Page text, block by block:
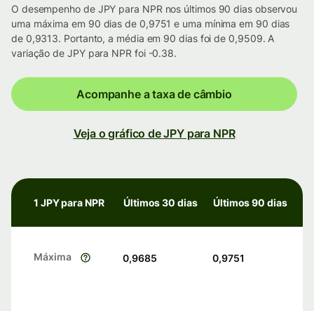
O desempenho de JPY para NPR nos últimos 90 dias observou
uma máxima em 90 dias de 0,9751 e uma mínima em 90 dias
de 0,9313. Portanto, a média em 90 dias foi de 0,9509. A
variação de JPY para NPR foi -0.38.
Acompanhe a taxa de câmbio
Veja o gráfico de JPY para NPR
1 JPY para NPR Últimos 30 dias Últimos 90 dias
Máxima 0,9685 0,9751